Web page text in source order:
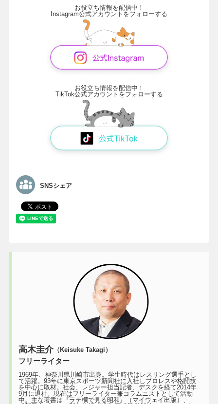
お役立ち情報を配信中！
Instagram公式アカウントをフォローする
お役立ち情報を配信中！
TikTok公式アカウントをフォローする
SNSシェア
高木圭介（Keisuke Takagi）
フリーライター
1969年、神奈川県川崎市出身。学生時代はレスリング選手とし
て活躍。93年に東京スポーツ新聞社に入社しプロレスや格闘技
を中心に取材。社会、レジャー担当記者、デスクを経て2014年
9月に退社。現在はフリーライター兼コラムニストとして活動
中。主な著書は『ラテ欄で見る昭和』（マイウェイ出版）、